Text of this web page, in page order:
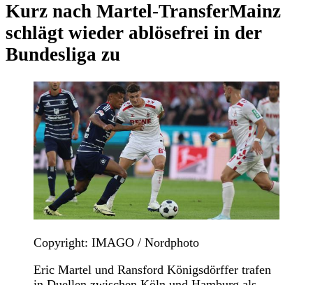
Kurz nach Martel-TransferMainz
schlägt wieder ablösefrei in der
Bundesliga zu
Copyright: IMAGO / Nordphoto
Eric Martel und Ransford Königsdörffer trafen